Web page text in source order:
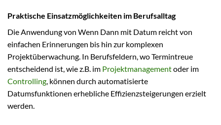
Praktische Einsatzmöglichkeiten im Berufsalltag
Die Anwendung von Wenn Dann mit Datum reicht von
einfachen Erinnerungen bis hin zur komplexen
Projektüberwachung. In Berufsfeldern, wo Termintreue
entscheidend ist, wie z.B. im Projektmanagementoder im
Controlling, können durch automatisierte
Datumsfunktionen erhebliche Effizienzsteigerungen erzielt
werden.